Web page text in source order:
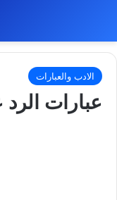
الادب والعبارات
عبارات